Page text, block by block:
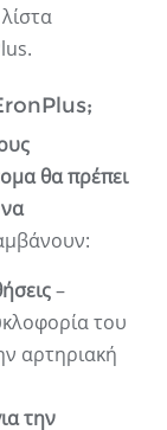
θα πρέπει
–
του
αρτηριακή
την